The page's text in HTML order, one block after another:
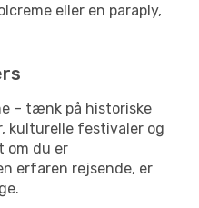
eller en paraply,
– tænk på historiske
kulturelle festivaler og
om du er
erfaren rejsende, er